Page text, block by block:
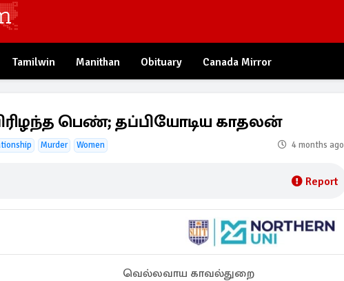
Tamilwin Manithan Obituary Canada Mirror
பெண்; தப்பியோடிய காதலன்
Murder Women 4 months ago
Report
வெல்லவாய காவல்துறை